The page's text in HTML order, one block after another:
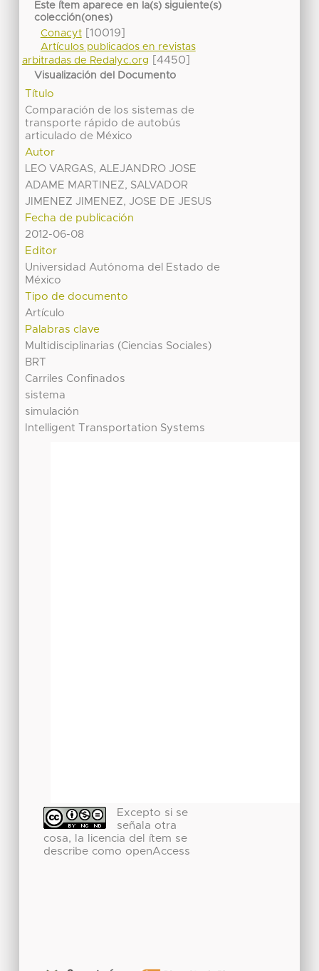
Este ítem aparece en la(s) siguiente(s)
colección(ones)
Conacyt[10019]
Artículos publicados en revistas
arbitradas de Redalyc.org
[4450]
Visualización del Documento
Título
Comparación de los sistemas de
transporte rápido de autobús
articulado de México
Autor
LEO VARGAS, ALEJANDRO JOSE
ADAME MARTINEZ, SALVADOR
JIMENEZ JIMENEZ, JOSE DE JESUS
Fecha de publicación
2012-06-08
Editor
Universidad Autónoma del Estado de
México
Tipo de documento
Artículo
Palabras clave
Multidisciplinarias (Ciencias Sociales)
BRT
Carriles Confinados
sistema
simulación
Intelligent Transportation Systems
Excepto si se
señala otra
cosa, la licencia del ítem se
describe como openAccess